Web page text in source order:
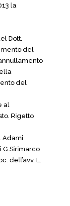
la
Dott.
del
del
al
Rigetto
Adami
G.Sirimarco
dell’avv. L.